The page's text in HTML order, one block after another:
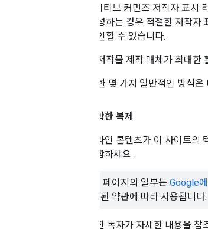
크리에이티브 커먼즈 저작자 표시
츠를 생성하는 경우 적절한 저작
에서 확인할 수 있습니다.
실제로 저작물 제작 매체가 최대
이를 위한 몇 가지 일반적인 방식
정확한 복제
온라인 콘텐츠가 이 사이트의
포함하세요.
이 페이지의 일부는 Google
명된 약관에 따라 사용됩니다.
또한 독자가 자세한 내용을